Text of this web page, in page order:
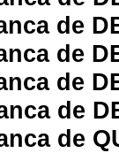
de
de
de
de
de